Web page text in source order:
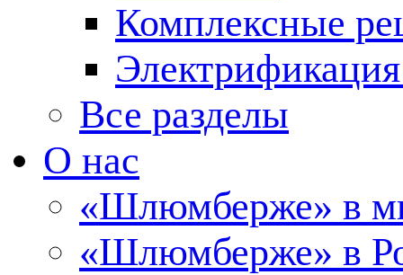
Комплексные
Все разделы
О нас
«Шлюмберже» в
«Шлюмберже» в